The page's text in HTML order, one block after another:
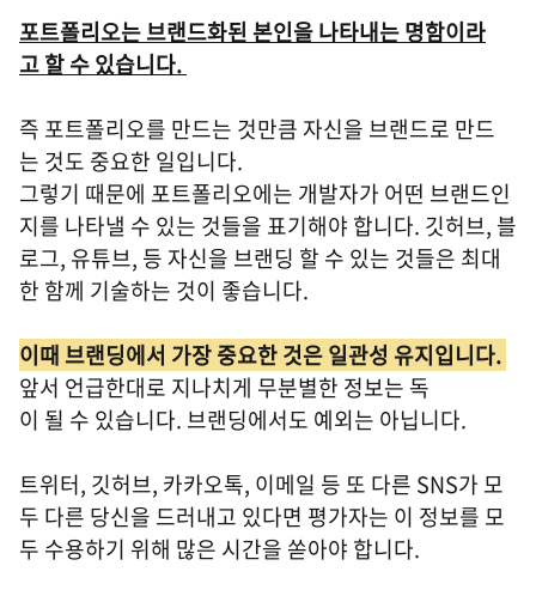
포트폴리오는 브랜드화된 본인을 나타내는 명함이라
고 할 수 있습니다.
즉 포트폴리오를 만드는 것만큼 자신을 브랜드로 만드
는 것도 중요한 일입니다.
그렇기 때문에 포트폴리오에는 개발자가 어떤 브랜드인
지를 나타낼 수 있는 것들을 표기해야 합니다. 깃허브, 블
로그, 유튜브, 등 자신을 브랜딩 할 수 있는 것들은 최대
한 함께 기술하는 것이 좋습니다.
이때 브랜딩에서 가장 중요한 것은 일관성 유지입니다.
앞서 언급한대로 지나치게 무분별한 정보는 독
이 될 수 있습니다. 브랜딩에서도 예외는 아닙니다.
트위터, 깃허브, 카카오톡, 이메일 등 또 다른 SNS가 모
두 다른 당신을 드러내고 있다면 평가자는 이 정보를 모
두 수용하기 위해 많은 시간을 쏟아야 합니다.